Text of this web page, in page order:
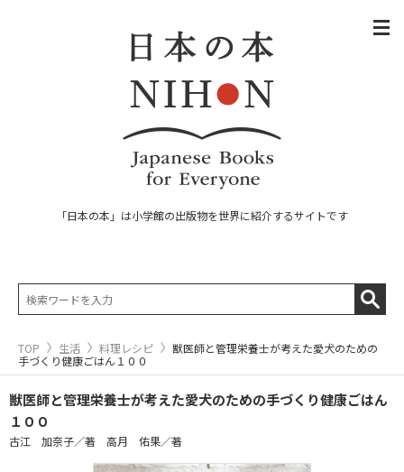
「日本の本」は小学館の出版物を世界に紹介するサイトです
TOP 生活 料理レシピ
獣医師と管理栄養士が考えた愛犬のための
手づくり健康ごはん１００
獣医師と管理栄養士が考えた愛犬のための手づくり健康ごはん
１００
古江 加奈子／著 高月 佑果／著